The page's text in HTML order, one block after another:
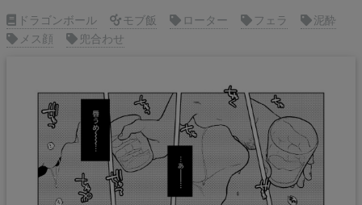
ドラゴンボール モブ飯 ローター フェラ
泥酔
メス顔
兜合わせ